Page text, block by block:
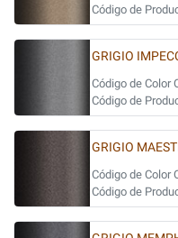
Código de
GRIGIO
Código de Color
Código de
GRIGIO
Código de Color
Código de